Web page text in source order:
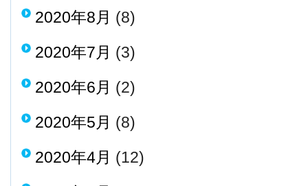
2020年8月 (8)
2020年7月 (3)
2020年6月 (2)
2020年5月 (8)
2020年4月 (12)